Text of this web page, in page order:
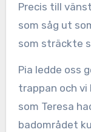
Precis till
som såg ut
som sträckte
Pia ledde oss
trappan och
som Teresa
badområdet